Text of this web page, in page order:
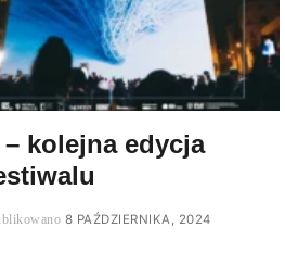
kolejna edycja
8 PAŹDZIERNIKA, 2024